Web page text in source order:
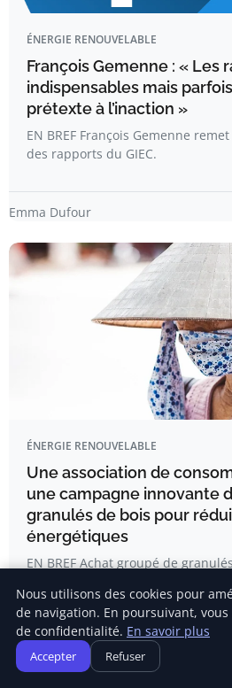
ÉNERGIE RENOUVELABLE
François Gemenne : « Les
indispensables mais
prétexte à l’inaction »
EN BREF François Gemenne
des rapports du GIEC.
Emma Dufour
ÉNERGIE RENOUVELABLE
Une association de
une campagne innovante
granulés de bois pour
énergétiques
EN BREF Achat groupé de
Delphine Lemaire
Nous utilisons des cookies pour
de navigation. En poursuivant,
de confidentialité. En savoir plus
Accepter Refuser